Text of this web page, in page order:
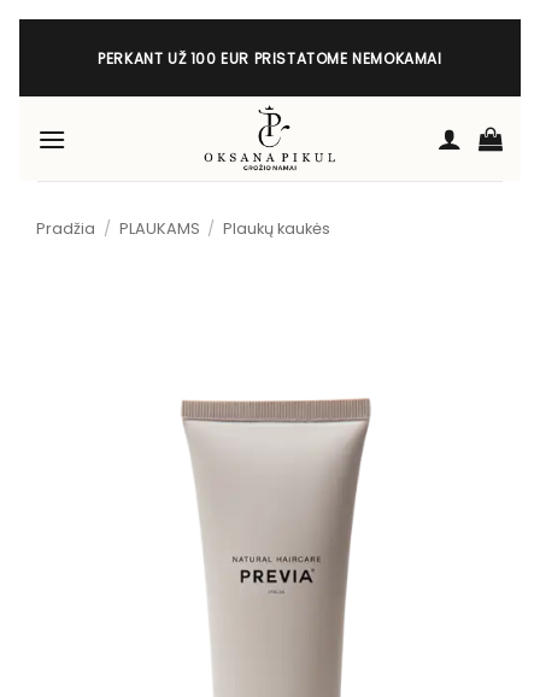
Skip
PERKANT UŽ 100 EUR PRISTATOME NEMOKAMAI
Pradžia / PLAUKAMS / Plaukų kaukės